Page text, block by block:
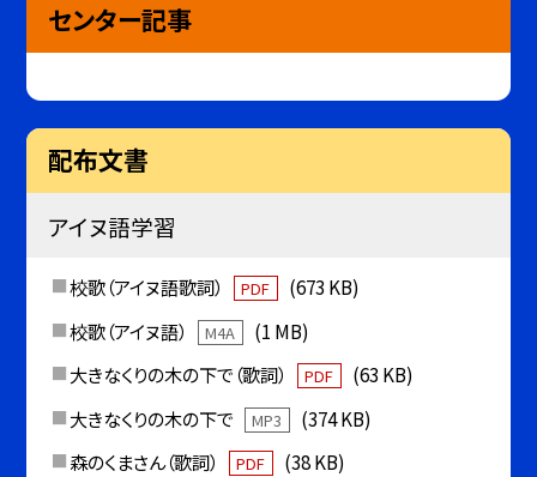
センター記事
配布文書
アイヌ語学習
校歌（アイヌ語歌詞） PDF
(673 KB)
校歌（アイヌ語）
M4A
(1 MB)
大きなくりの木の下で（歌詞）
PDF
(63 KB)
大きなくりの木の下で
MP3
(374 KB)
森のくまさん（歌詞）
PDF
(38 KB)